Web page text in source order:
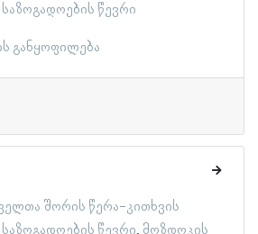
წევრი
განყოფილება
შორის წერა-კითხვის
წევრი მოზდოკის